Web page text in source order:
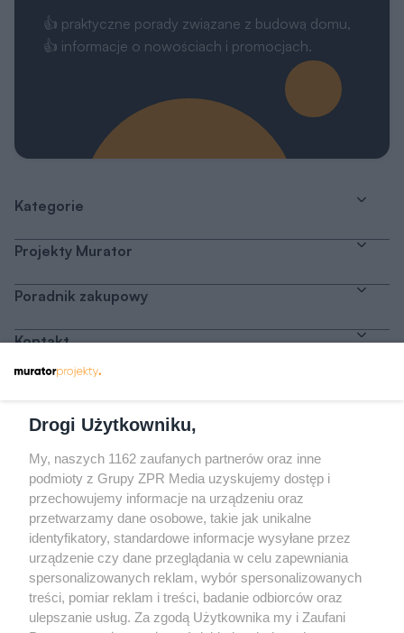
👍 praktyczne porady związane z budową domu,
👍 informacje o nowościach i promocjach.
Kategorie
Projekty Murator
Poradnik zakupowy
Kontakt
Odwiedź grupę na Facebooku
Gdybym budował drugi raz - mądry Polak
przed budową
Forum Muratora
Drogi Użytkowniku,
My, naszych 1162 zaufanych partnerów oraz inne
podmioty z Grupy ZPR Media uzyskujemy dostęp i
przechowujemy informacje na urządzeniu oraz
przetwarzamy dane osobowe, takie jak unikalne
identyfikatory, standardowe informacje wysyłane przez
urządzenie czy dane przeglądania w celu zapewniania
spersonalizowanych reklam, wybór spersonalizowanych
treści, pomiar reklam i treści, badanie odbiorców oraz
ulepszanie usług. Za zgodą Użytkownika my i Zaufani